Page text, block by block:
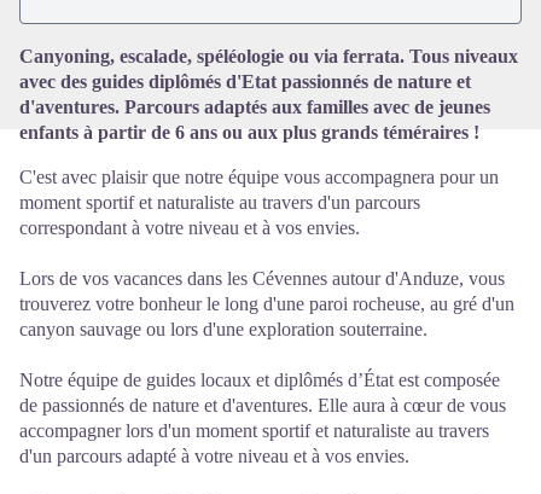
Canyoning, escalade, spéléologie ou via ferrata. Tous niveaux
avec des guides diplômés d'Etat passionnés de nature et
d'aventures. Parcours adaptés aux familles avec de jeunes
enfants à partir de 6 ans ou aux plus grands téméraires !
C'est avec plaisir que notre équipe vous accompagnera pour un
moment sportif et naturaliste au travers d'un parcours
correspondant à votre niveau et à vos envies.
Lors de vos vacances dans les Cévennes autour d'Anduze, vous
trouverez votre bonheur le long d'une paroi rocheuse, au gré d'un
canyon sauvage ou lors d'une exploration souterraine.
Notre équipe de guides locaux et diplômés d’État est composée
de passionnés de nature et d'aventures. Elle aura à cœur de vous
accompagner lors d'un moment sportif et naturaliste au travers
d'un parcours adapté à votre niveau et à vos envies.